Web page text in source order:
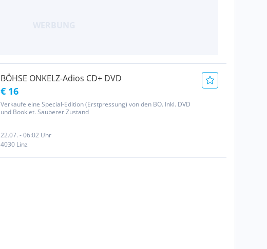
BÖHSE ONKELZ-Adios CD+ DVD
€ 16
Verkaufe eine Special-Edition (Erstpressung) von den BO. Inkl. DVD
und Booklet. Sauberer Zustand
22.07. - 06:02 Uhr
4030 Linz